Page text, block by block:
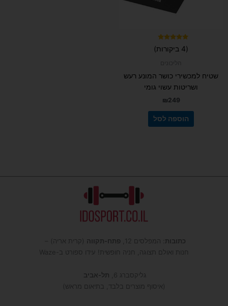
5.00
(4 ביקורות)
שטיח למכשירי כושר המונע רעש
ושריטות עשוי גומי
₪249
הוספה לסל
כתובות : המפלסים 12, פתח-תקווה (קרית אריה) –
חנות ואולם תצוגה, חניה חופשית! עידו ספורט ב-Waze
גליקסברג 6,
תל-אביב
(איסוף מוצרים בלבד, בתיאום מראש)